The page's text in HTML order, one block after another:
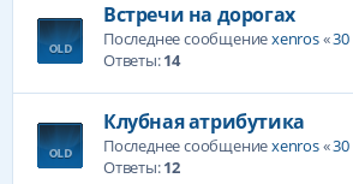
Встречи на дорогах
Последнее сообщениеxenros«30
Ответы:14
Клубная атрибутика
Последнее сообщениеxenros«30
Ответы:12